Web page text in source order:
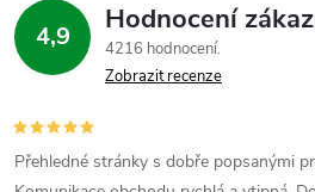
í
p
r
v
4,9 Hodnocení
4216 hodnocení
Zobrazit recenze
Přehledné stránky s dobře popsanými